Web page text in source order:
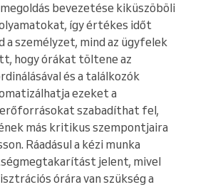
bevezetése kiküszöböli
így értékes időt
a személyzet, mind az ügyfelek
hogy órákat töltene az
és a találkozók
ezeket a
szabadíthat fel,
más kritikus szempontjaira
Ráadásul a kézi munka
jelent, mivel
órára van szükség a